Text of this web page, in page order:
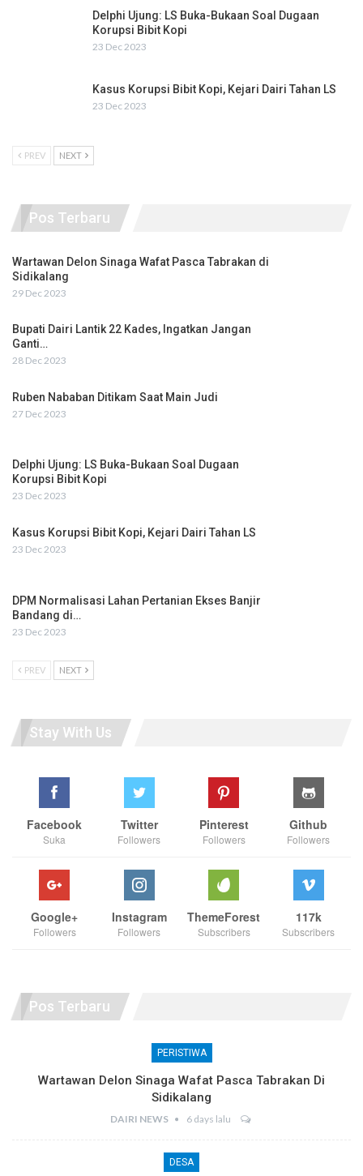
Delphi Ujung: LS Buka-Bukaan Soal Dugaan
Korupsi Bibit Kopi
23 Dec 2023
Kasus Korupsi Bibit Kopi, Kejari Dairi Tahan LS
23 Dec 2023
PREV NEXT
Pos Terbaru
Wartawan Delon Sinaga Wafat Pasca Tabrakan di
Sidikalang
29 Dec 2023
Bupati Dairi Lantik 22 Kades, Ingatkan Jangan
Ganti…
28 Dec 2023
Ruben Nababan Ditikam Saat Main Judi
27 Dec 2023
Delphi Ujung: LS Buka-Bukaan Soal Dugaan
Korupsi Bibit Kopi
23 Dec 2023
Kasus Korupsi Bibit Kopi, Kejari Dairi Tahan LS
23 Dec 2023
DPM Normalisasi Lahan Pertanian Ekses Banjir
Bandang di…
23 Dec 2023
PREV NEXT
Stay With Us
Facebook
Suka
Twitter
Followers
Pinterest
Followers
Github
Followers
Google+
Followers
Instagram
Followers
ThemeForest
Subscribers
117k
Subscribers
Pos Terbaru
PERISTIWA
Wartawan Delon Sinaga Wafat Pasca Tabrakan Di
Sidikalang
DAIRI NEWS 6 days lalu
DESA